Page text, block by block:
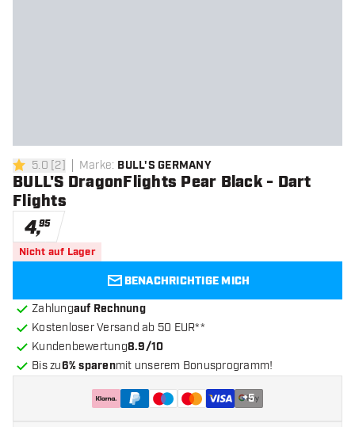
5 Bewertungssterne
5.0 [2] Marke: BULL'S GERMANY
BULL'S DragonFlights Pear Black - Dart
Flights
4,95
Nicht auf Lager
BENACHRICHTIGE MICH
Zahlungauf Rechnung
Kostenloser Versand ab 50 EUR**
Kundenbewertung8.9/10
Bis zu6% sparenmit unserem Bonusprogramm!
+5